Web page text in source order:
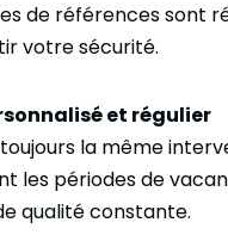
de références sont
votre sécurité.
et régulier
la même
les périodes de
qualité constante.